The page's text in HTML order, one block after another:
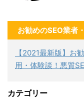
お勧めのSEO業者
【2021最新版】お
用・体験談！悪質
カテゴリー